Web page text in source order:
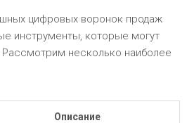
цифровых воронок продаж
инструменты, которые могут
Рассмотрим несколько наиболее
Описание